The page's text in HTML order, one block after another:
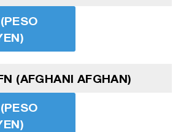
(AFGHANI AFGHAN)